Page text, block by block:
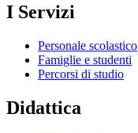
I Servizi
Personale scolastico
Famiglie e studenti
Percorsi di studio
Didattica